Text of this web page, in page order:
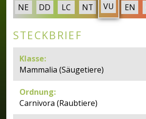
NE DD LC NT VU EN
STECKBRIEF
Klasse:
Mammalia (Säugetiere)
Ordnung:
Carnivora (Raubtiere)